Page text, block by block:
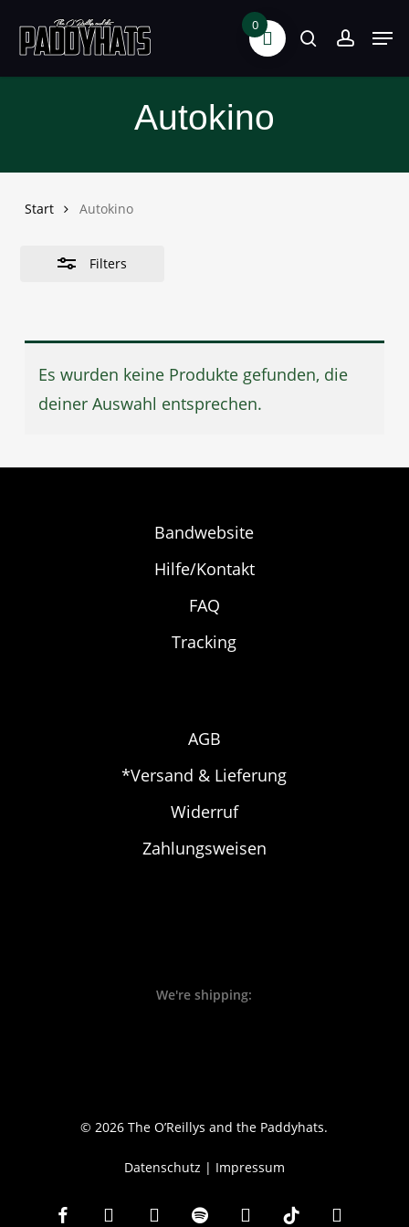
main
search
Autokino
Start Autokino
Filters
Close
Filters
Es wurden keine Produkte gefunden, die
deiner Auswahl entsprechen.
Bandwebsite
Hilfe/Kontakt
FAQ
Tracking
AGB
*Versand & Lieferung
Widerruf
Zahlungsweisen
We're shipping:
© 2026 The O’Reillys and the Paddyhats.
Datenschutz | Impressum
facebookyoutubeinstagramspotify whatsapp
tiktok email
0